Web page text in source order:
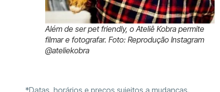
Além de ser pet friendly, o Ateliê Kobra permite
filmar e fotografar. Foto: Reprodução Instagram
@ateliekobra